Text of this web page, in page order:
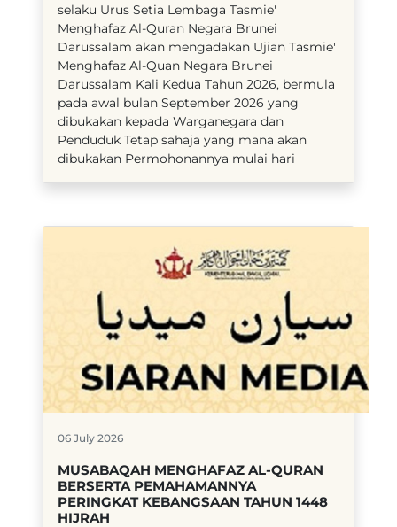
selaku Urus Setia Lembaga Tasmie'
Menghafaz Al-Quran Negara Brunei
Darussalam akan mengadakan Ujian Tasmie'
Menghafaz Al-Quan Negara Brunei
Darussalam Kali Kedua Tahun 2026, bermula
pada awal bulan September 2026 yang
dibukakan kepada Warganegara dan
Penduduk Tetap sahaja yang mana akan
dibukakan Permohonannya mulai hari
06 July 2026
MUSABAQAH MENGHAFAZ AL-QURAN
BERSERTA PEMAHAMANNYA
PERINGKAT KEBANGSAAN TAHUN 1448
HIJRAH